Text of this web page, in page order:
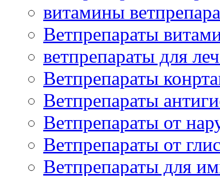
витамины
Ветпрепараты
ветпрепараты для
Ветпрепараты
Ветпрепараты
Ветпрепараты от
Ветпрепараты от
Ветпрепараты для